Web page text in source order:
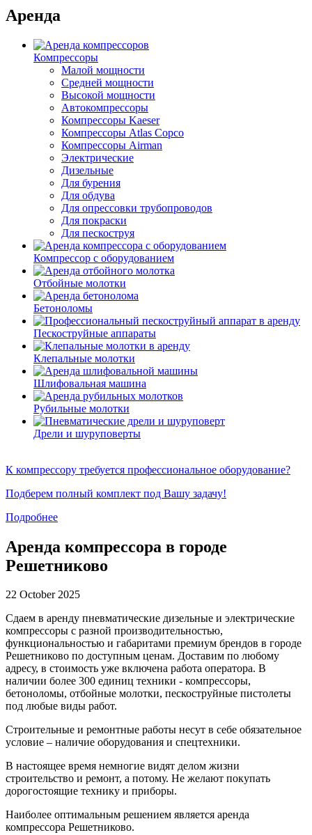
Аренда
Компрессоры
Малой мощности
Средней мощности
Высокой мощности
Автокомпрессоры
Компрессоры Kaeser
Компрессоры Atlas Copco
Компрессоры Airman
Электрические
Дизельные
Для бурения
Для обдува
Для опрессовки трубопроводов
Для покраски
Для пескоструя
Компрессор с оборудованием
Отбойные молотки
Бетоноломы
Пескоструйные аппараты
Клепальные молотки
Шлифовальная машина
Рубильные молотки
Дрели и шуруповерты
К компрессору требуется профессиональное оборудование?
Подберем полный комплект под Вашу задачу!
Подробнее
Аренда компрессора в городе
Решетниково
22 October 2025
Сдаем в аренду пневматические дизельные и электрические
компрессоры с разной производительностью,
функциональностью и габаритами премиум брендов в городе
Решетниково по доступным ценам. Доставим по любому
адресу, в стоимость уже включена работа оператора. В
наличии более 300 единиц техники - компрессоры,
бетоноломы, отбойные молотки, пескоструйные пистолеты
под любые виды работ.
Строительные и ремонтные работы несут в себе обязательное
условие – наличие оборудования и спецтехники.
В настоящее время немногие видят делом жизни
строительство и ремонт, а потому. Не желают покупать
дорогостоящие технику и приборы.
Наиболее оптимальным решением является аренда
компрессора Решетниково.